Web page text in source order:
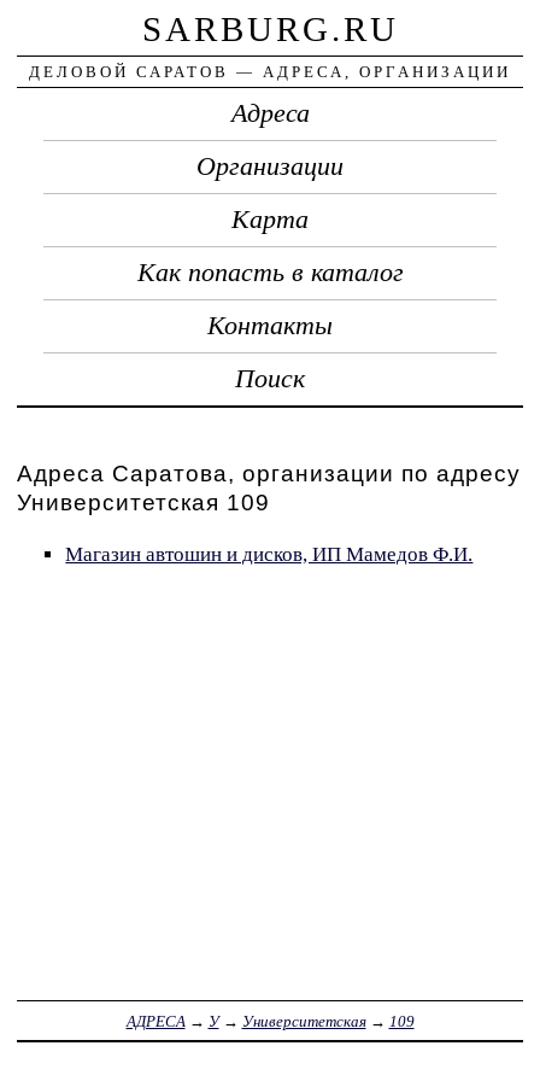
SARBURG.RU
ДЕЛОВОЙ САРАТОВ — АДРЕСА, ОРГАНИЗАЦИИ
Адреса
Организации
Карта
Как попасть в каталог
Контакты
Поиск
Адреса Саратова, организации по адресу
Университетская 109
Магазин автошин и дисков, ИП Мамедов Ф.И.
АДРЕСА → У→ Университетская→ 109